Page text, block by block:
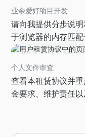
interview, including
handle difficult
my research
provide your
业余爱好项目开发
请向我提供分步说
于浏览器的内存匹
经验。
个人文件审查
查看本租赁协议并
金要求、维护责任